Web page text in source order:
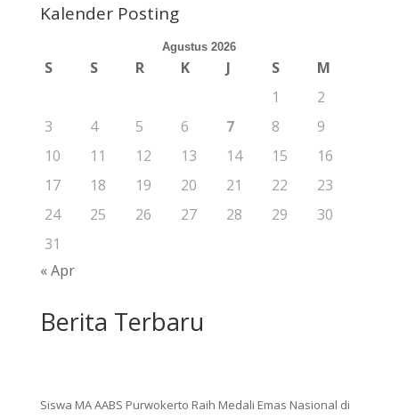
Kalender Posting
Agustus 2026
S S R K J S
M
1
2
3
4 5 6 7 8
9
10
11 12 13 14 15
16
17
18 19 20 21 22
23
24
25 26 27 28 29
30
31
« Apr
Berita Terbaru
Siswa MA AABS Purwokerto Raih Medali Emas Nasional di